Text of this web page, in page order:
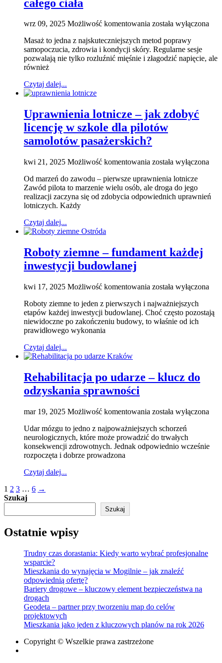
całego ciała
wrz 09, 2025 Możliwość komentowania Masaż
relaks
i
pielęgnacja
została wyłączona
Masaż to jedna z najskuteczniejszych metod poprawy
samopoczucia, zdrowia i kondycji skóry. Regularne sesje
pozwalają nie tylko rozluźnić mięśnie i złagodzić napięcie, ale
również
Czytaj dalej...
Uprawnienia lotnicze – jak zdobyć
licencję w szkole dla pilotów
samolotów pasażerskich?
kwi 21, 2025 Możliwość komentowania Uprawnienia
–
jak
zdobyć
samolotów
pasażerskich?
została wyłączona
Od marzeń do zawodu – pierwsze uprawnienia lotnicze
Zawód pilota to marzenie wielu osób, ale droga do jego
realizacji zaczyna się od zdobycia odpowiednich uprawnień
lotniczych. Każdy
Czytaj dalej...
Roboty ziemne – fundament każdej
inwestycji budowlanej
kwi 17, 2025 Możliwość komentowania Roboty
–
fundament
każdej
została wyłączona
Roboty ziemne to jeden z pierwszych i najważniejszych
etapów każdej inwestycji budowlanej. Choć często pozostają
niewidoczne po zakończeniu budowy, to właśnie od ich
prawidłowego wykonania
Czytaj dalej...
Rehabilitacja po udarze – klucz do
odzyskania sprawności
mar 19, 2025 Możliwość komentowania Rehabilitacja
udarze
–
klucz
została wyłączona
Udar mózgu to jedno z najpoważniejszych schorzeń
neurologicznych, które może prowadzić do trwałych
konsekwencji zdrowotnych. Jednak odpowiednio wcześnie
rozpoczęta i dobrze prowadzona
Czytaj dalej...
Stronicowanie
wpisów
1 2 3 … 6 →
Szukaj
Szukaj
Ostatnie wpisy
Trudny czas dorastania: Kiedy warto wybrać profesjonalne
wsparcie?
Mieszkania do wynajęcia w Mogilnie – jak znaleźć
odpowiednią ofertę?
Bariery drogowe – kluczowy element bezpieczeństwa na
drogach
Geodeta – partner przy tworzeniu map do celów
projektowych
Mieszkania jako jeden z kluczowych planów na rok 2026
Copyright © Wszelkie prawa zastrzeżone